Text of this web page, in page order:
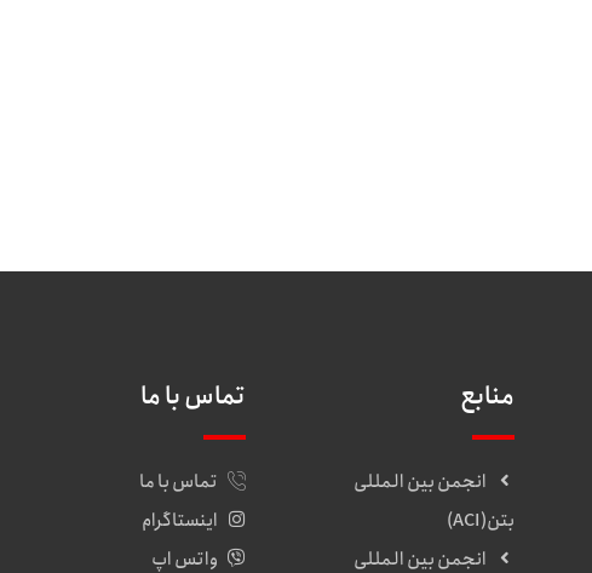
منابع
انجمن بین المللی
بتن(ACI)
انجمن بین المللی
تماس با ما
تماس با ما
اینستاگرام
واتس اپ